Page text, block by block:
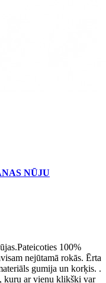
NŪJU
100%
nejūtamā rokās. Ērta
gumija un korķis. .
kuru ar vienu klikšķi var